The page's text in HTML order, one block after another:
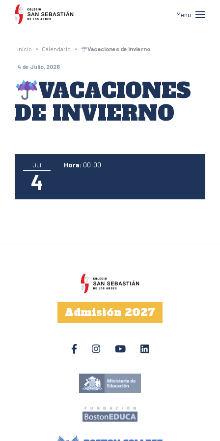
Colegio
San
Sebastián
de
Los
Andes
Menu
Inicio » Calendario » Vacaciones de Invierno
4 de Julio, 2026
VACACIONES
DE INVIERNO
Jul
4
Hora: 00:00
Admisión 2027